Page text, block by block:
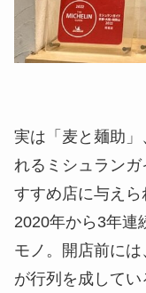
実は「麦と麺助
れるミシュラン
すすめ店に与えら
2020年から3年連
モノ。開店前に
が行列を成して